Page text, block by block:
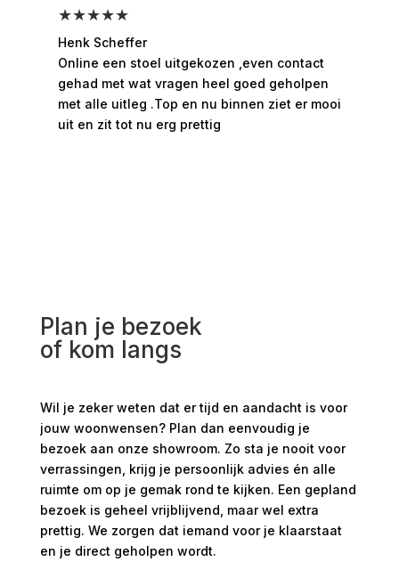
★★★★★
Henk Scheffer
Online een stoel uitgekozen ,even contact
gehad met wat vragen heel goed geholpen
met alle uitleg .Top en nu binnen ziet er mooi
uit en zit tot nu erg prettig
Plan je bezoek
of kom langs
Wil je zeker weten dat er tijd en aandacht is voor
jouw woonwensen? Plan dan eenvoudig je
bezoek aan onze showroom. Zo sta je nooit voor
verrassingen, krijg je persoonlijk advies én alle
ruimte om op je gemak rond te kijken. Een gepland
bezoek is geheel vrijblijvend, maar wel extra
prettig. We zorgen dat iemand voor je klaarstaat
en je direct geholpen wordt.